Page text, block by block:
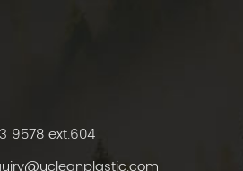
9578 ext.604